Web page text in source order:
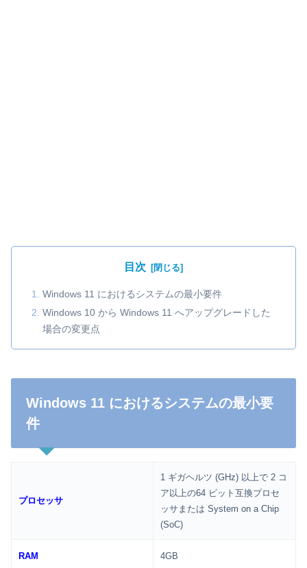
目次
Windows 11 におけるシステムの最小要件
Windows 10 から Windows 11 へアップグレードした
場合の変更点
Windows 11 におけるシステムの最小要
件
プロセッサ
1 ギガヘルツ (GHz) 以上で 2 コ
ア以上の64 ビット互換プロセ
ッサまたは System on a Chip
(SoC)
RAM 4GB